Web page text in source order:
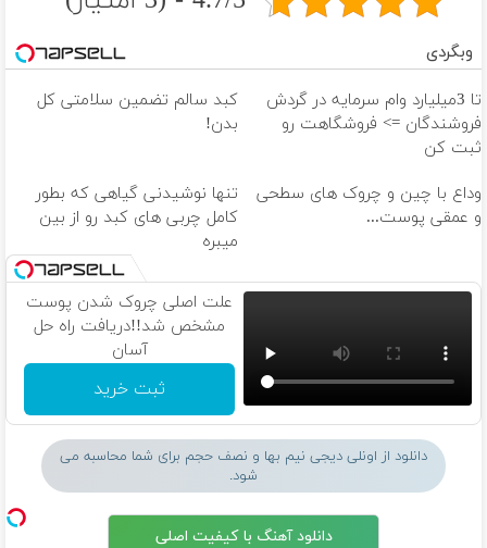
وبگردی
تا 3میلیارد وام سرمایه در گردش
فروشندگان => فروشگاهت رو
ثبت کن
کبد سالم تضمین سلامتی کل
بدن!
وداع با چین و چروک های سطحی
و عمقی پوست...
تنها نوشیدنی گیاهی که بطور
کامل چربی های کبد رو از بین
میبره
علت اصلی چروک شدن پوست
مشخص شد!!دریافت راه حل
آسان
ثبت خرید
دانلود از اونلی دیجی نیم بها و نصف حجم برای شما محاسبه می
شود.
دانلود آهنگ با کیفیت اصلی